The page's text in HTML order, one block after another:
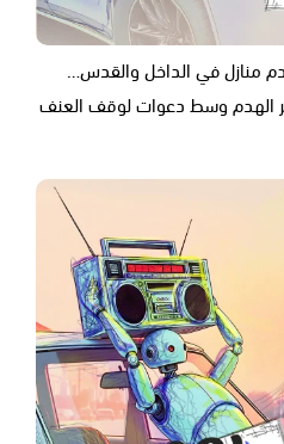
منازل في الداخل والقدس…
الهدم وسط دعوات لوقف العنف